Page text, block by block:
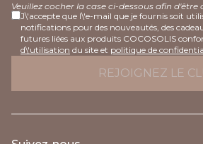
Veuillez cocher la case ci-dessous afin d'être
J\'accepte que l\'e-mail que je fournis soit
notifications pour des nouveautés, des
futures liées aux produits COCOSOLIS
d\'utilisation du site et politique de